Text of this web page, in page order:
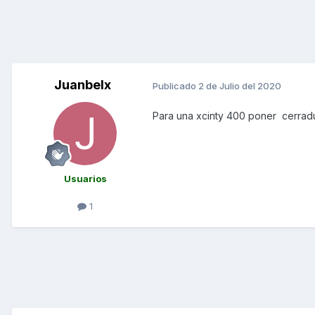
Juanbelx
Usuarios
1
Publicado 2 de Julio del 2020
Para una xcinty 400 poner